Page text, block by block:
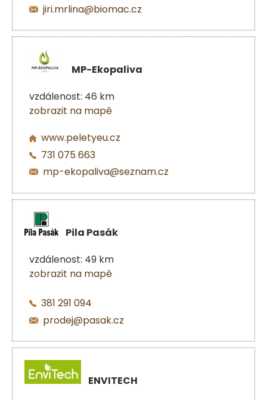
jiri.mrlina@biomac.cz
MP-Ekopaliva
vzdálenost: 46 km
zobrazit na mapě
www.peletyeu.cz
731 075 663
mp-ekopaliva@seznam.cz
Pila Pasák
vzdálenost: 49 km
zobrazit na mapě
381 291 094
prodej@pasak.cz
ENVITECH